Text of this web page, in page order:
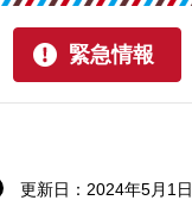
緊急情報
更新日：2024年5月1日